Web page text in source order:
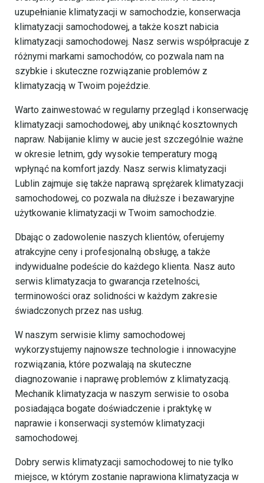
uzupełnianie klimatyzacji w samochodzie, konserwacja
klimatyzacji samochodowej, a także koszt nabicia
klimatyzacji samochodowej. Nasz serwis współpracuje z
różnymi markami samochodów, co pozwala nam na
szybkie i skuteczne rozwiązanie problemów z
klimatyzacją w Twoim pojeździe.
Warto zainwestować w regularny przegląd i konserwację
klimatyzacji samochodowej, aby uniknąć kosztownych
napraw. Nabijanie klimy w aucie jest szczególnie ważne
w okresie letnim, gdy wysokie temperatury mogą
wpłynąć na komfort jazdy. Nasz serwis klimatyzacji
Lublin zajmuje się także naprawą sprężarek klimatyzacji
samochodowej, co pozwala na dłuższe i bezawaryjne
użytkowanie klimatyzacji w Twoim samochodzie.
Dbając o zadowolenie naszych klientów, oferujemy
atrakcyjne ceny i profesjonalną obsługę, a także
indywidualne podeście do każdego klienta. Nasz auto
serwis klimatyzacja to gwarancja rzetelności,
terminowości oraz solidności w każdym zakresie
świadczonych przez nas usług.
W naszym serwisie klimy samochodowej
wykorzystujemy najnowsze technologie i innowacyjne
rozwiązania, które pozwalają na skuteczne
diagnozowanie i naprawę problemów z klimatyzacją.
Mechanik klimatyzacja w naszym serwisie to osoba
posiadająca bogate doświadczenie i praktykę w
naprawie i konserwacji systemów klimatyzacji
samochodowej.
Dobry serwis klimatyzacji samochodowej to nie tylko
miejsce, w którym zostanie naprawiona klimatyzacja w